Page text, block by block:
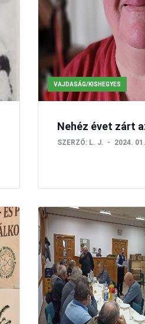
VAJDASÁG/KISHEGYES
Nehéz évet zárt
SZERZŐ: L. J. 2024.